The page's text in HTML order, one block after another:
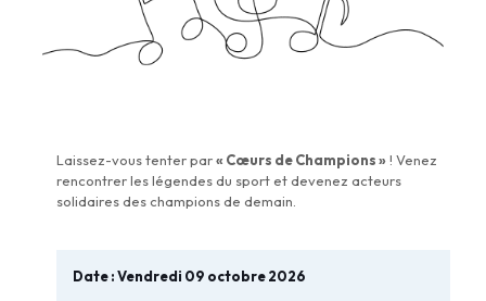
Laissez-vous tenter par« Cœurs de Champions »! Venez
rencontrer les légendes du sport et devenez acteurs
solidaires des champions de demain.
Date : Vendredi 09 octobre 2026